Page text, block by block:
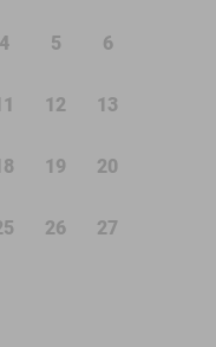
4 5 6
12 13
19 20
26 27